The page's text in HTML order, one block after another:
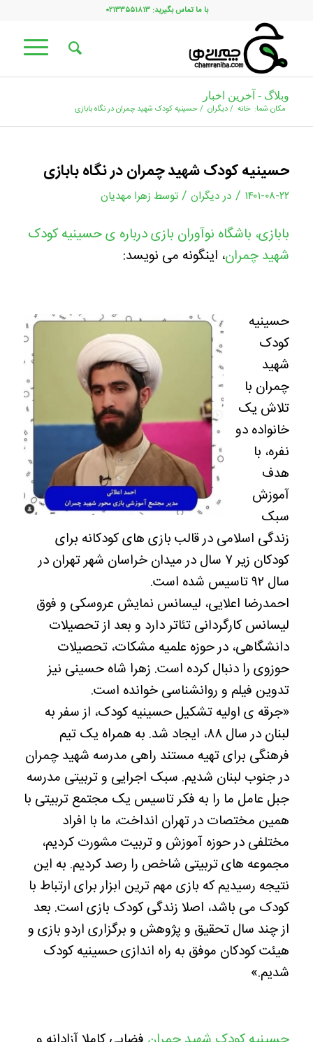
با ما تماس بگیرید: ۰۲۱۳۳۵۵۱۸۱۳
وبلاگ - آخرین اخبار
مکان شما: خانه /دیگران /حسینیه کودک شهید چمران در نگاه بابازی
حسینیه کودک شهید چمران در نگاه بابازی
۱۴۰۱-۰۸-۲۲ / دردیگران / توسط زهرا مهدیان
بابازی، باشگاه نوآوران بازی درباره ی حسینیه کودک
شهید چمران، اینگونه می نویسد:
حسینیه
کودک
شهید
چمران با
تلاش یک
خانواده دو
نفره، با
هدف
آموزش
سبک
زندگی اسلامی در قالب بازی های کودکانه برای
کودکان زیر ۷ سال در میدان خراسان شهر تهران در
سال ۹۲ تاسیس شده است.
احمدرضا اعلایی، لیسانس نمایش عروسکی و فوق
لیسانس کارگردانی تئاتر دارد و بعد از تحصیلات
دانشگاهی، در حوزه علمیه مشکات، تحصیلات
حوزوی را دنبال کرده است. زهرا شاه حسینی نیز
تدوین فیلم و روانشناسی خوانده است.
«جرقه ی اولیه تشکیل حسینیه کودک، از سفر به
لبنان در سال ۸۸، ایجاد شد. به همراه یک تیم
فرهنگی برای تهیه مستند راهی مدرسه شهید چمران
در جنوب لبنان شدیم. سبک اجرایی و تربیتی مدرسه
جبل عامل ما را به فکر تاسیس یک مجتمع تربیتی با
همین مختصات در تهران انداخت، ما با افراد
مختلفی در حوزه آموزش و تربیت مشورت کردیم،
مجموعه های تربیتی شاخص را رصد کردیم. به این
نتیجه رسیدیم که بازی مهم ترین ابزار برای ارتباط با
کودک می باشد، اصلا زندگی کودک بازی است. بعد
از چند سال تحقیق و پژوهش و برگزاری اردو بازی و
هیئت کودکان موفق به راه اندازی حسینیه کودک
شدیم.»